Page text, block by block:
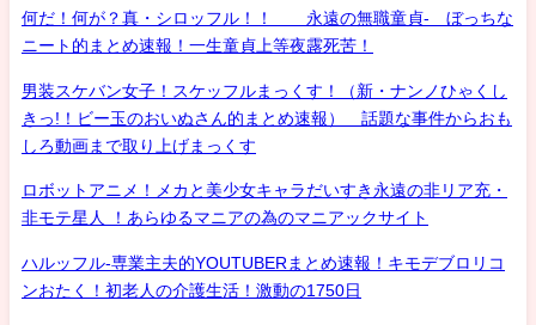
何だ！何が？真・シロッフル！！ 永遠の無職童貞- ぼっちな
ニート的まとめ速報！一生童貞上等夜露死苦！
男装スケバン女子！スケッフルまっくす！（新・ナンノひゃくし
きっ!！ビー玉のおいぬさん的まとめ速報） 話題な事件からおも
しろ動画まで取り上げまっくす
ロボットアニメ！メカと美少女キャラだいすき永遠の非リア充・
非モテ星人 ！あらゆるマニアの為のマニアックサイト
ハルッフル-専業主夫的YOUTUBERまとめ速報！キモデブロリコ
ンおたく！初老人の介護生活！激動の1750日